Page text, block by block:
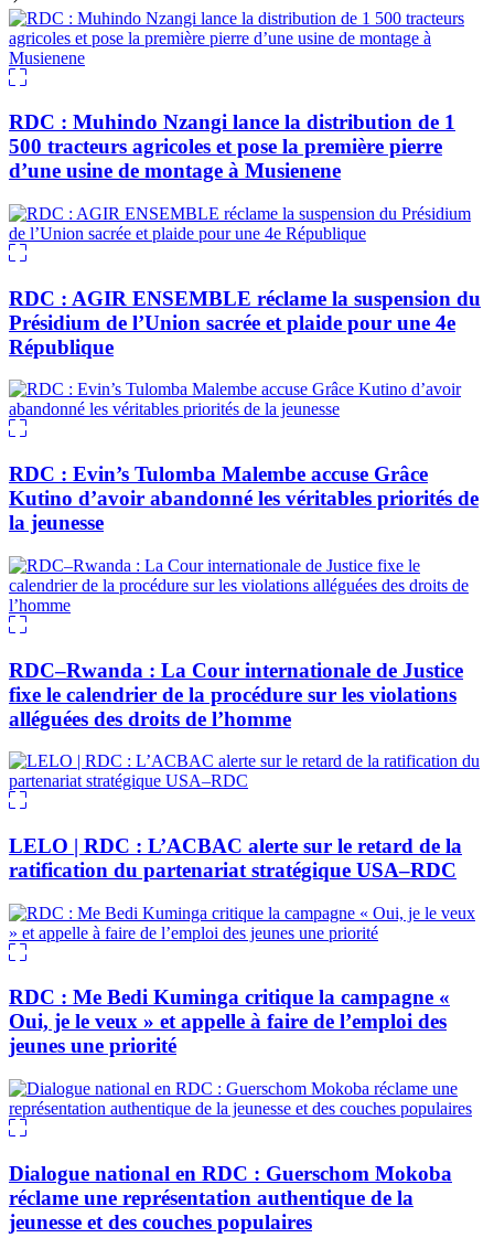
RDC : Muhindo Nzangi lance la distribution de 1
500 tracteurs agricoles et pose la première pierre
d’une usine de montage à Musienene
RDC : AGIR ENSEMBLE réclame la suspension du
Présidium de l’Union sacrée et plaide pour une 4e
République
RDC : Evin’s Tulomba Malembe accuse Grâce
Kutino d’avoir abandonné les véritables priorités de
la jeunesse
RDC–Rwanda : La Cour internationale de Justice
fixe le calendrier de la procédure sur les violations
alléguées des droits de l’homme
LELO | RDC : L’ACBAC alerte sur le retard de la
ratification du partenariat stratégique USA–RDC
RDC : Me Bedi Kuminga critique la campagne «
Oui, je le veux » et appelle à faire de l’emploi des
jeunes une priorité
Dialogue national en RDC : Guerschom Mokoba
réclame une représentation authentique de la
jeunesse et des couches populaires